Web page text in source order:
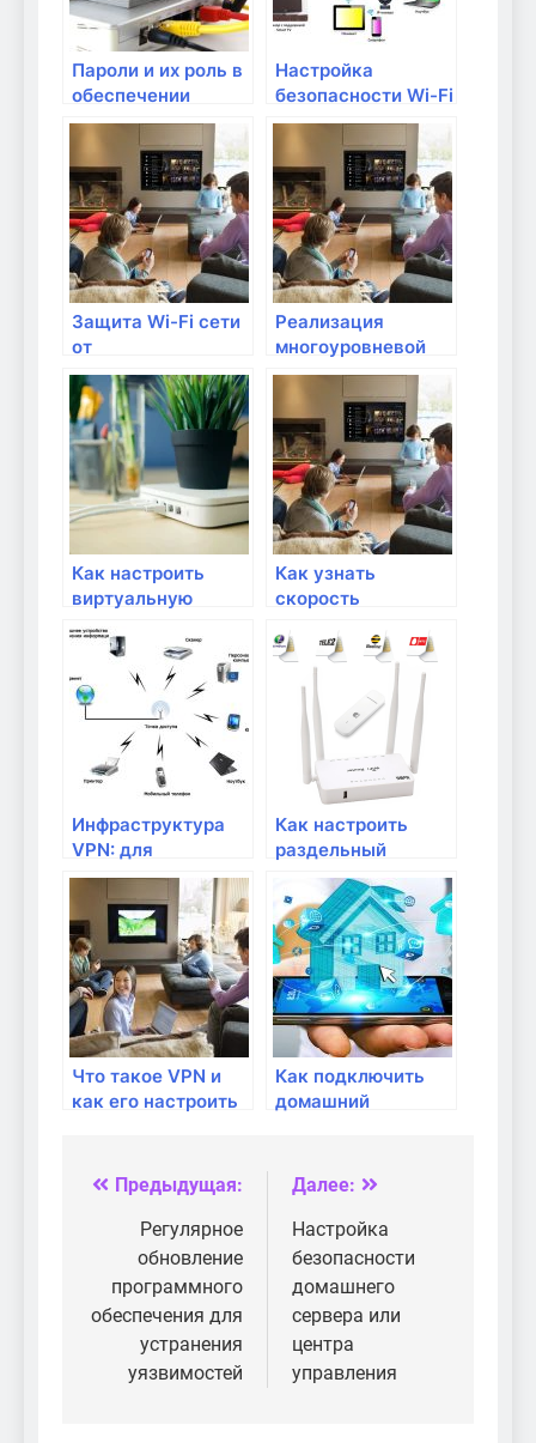
Пароли и их роль в
обеспечении
безопасности
Настройка
безопасности Wi-Fi
сети: советы и
рекомендации
Защита Wi-Fi сети
от
несанкционированного
доступа
Реализация
многоуровневой
защиты сети
Как настроить
виртуальную
роутере?
Как узнать
скорость
подключенного к
роутеру?
Инфраструктура
VPN: для
безопасного
удаленного
доступа
Как настроить
раздельный
доступ к Wi-Fi для
детей и взрослых
Что такое VPN и
как его настроить
Как подключить
домашний
настройка
Навигация
записям
Предыдущая:
Регулярное
обновление
программного
обеспечения для
устранения
уязвимостей
Далее:
Настройка
безопасности
домашнего
сервера или
центра
управления